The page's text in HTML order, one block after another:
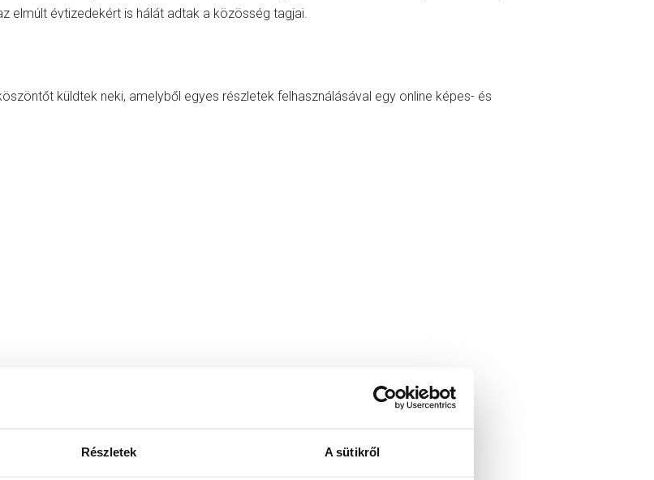
Részletek A sütikről
elmúlt évtizedekért is hálát adtak a közösség tagjai.
küldtek neki, amelyből egyes részletek felhasználásával egy online képes- és